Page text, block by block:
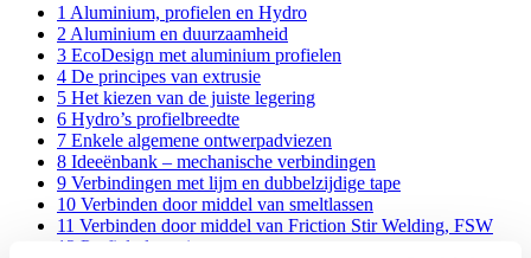
1 Aluminium, profielen en Hydro
2 Aluminium en duurzaamheid
3 EcoDesign met aluminium profielen
4 De principes van extrusie
5 Het kiezen van de juiste legering
6 Hydro’s profielbreedte
7 Enkele algemene ontwerpadviezen
8 Ideeënbank – mechanische verbindingen
9 Verbindingen met lijm en dubbelzijdige tape
10 Verbinden door middel van smeltlassen
11 Verbinden door middel van Friction Stir Welding, FSW
12 Profieltoleranties